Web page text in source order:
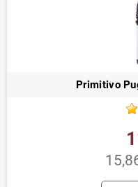
Primitivo